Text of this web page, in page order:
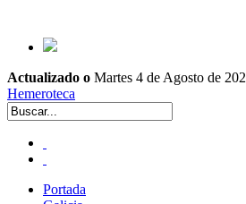
Actualizado o Martes 4 de Agosto de
Hemeroteca
Portada